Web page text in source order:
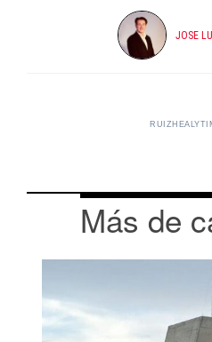
JOSE
Más de